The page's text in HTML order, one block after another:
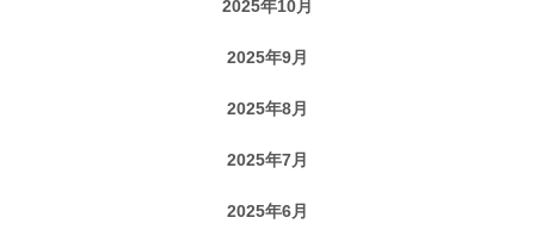
2025年10月
2025年9月
2025年8月
2025年7月
2025年6月